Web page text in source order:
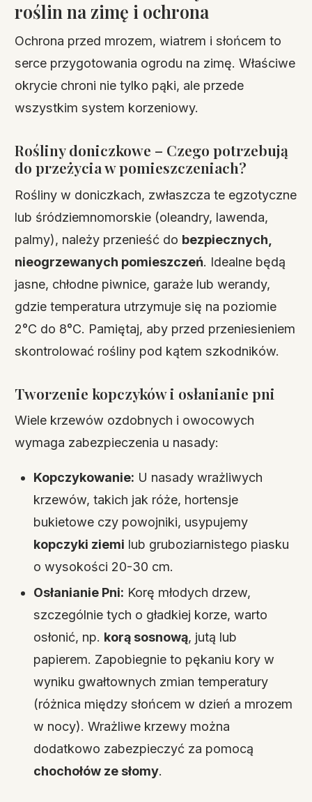
roślin na zimę i ochrona
Ochrona przed mrozem, wiatrem i słońcem to
serce przygotowania ogrodu na zimę. Właściwe
okrycie chroni nie tylko pąki, ale przede
wszystkim system korzeniowy.
Rośliny doniczkowe – Czego potrzebują
do przeżycia w pomieszczeniach?
Rośliny w doniczkach, zwłaszcza te egzotyczne
lub śródziemnomorskie (oleandry, lawenda,
palmy), należy przenieść do bezpiecznych,
nieogrzewanych pomieszczeń. Idealne będą
jasne, chłodne piwnice, garaże lub werandy,
gdzie temperatura utrzymuje się na poziomie
2°C do 8°C. Pamiętaj, aby przed przeniesieniem
skontrolować rośliny pod kątem szkodników.
Tworzenie kopczyków i osłanianie pni
Wiele krzewów ozdobnych i owocowych
wymaga zabezpieczenia u nasady:
Kopczykowanie: U nasady wrażliwych
krzewów, takich jak róże, hortensje
bukietowe czy powojniki, usypujemy
kopczyki ziemi lub gruboziarnistego piasku
o wysokości 20-30 cm.
Osłanianie Pni: Korę młodych drzew,
szczególnie tych o gładkiej korze, warto
osłonić, np. korą sosnową, jutą lub
papierem. Zapobiegnie to pękaniu kory w
wyniku gwałtownych zmian temperatury
(różnica między słońcem w dzień a mrozem
w nocy). Wrażliwe krzewy można
dodatkowo zabezpieczyć za pomocą
chochołów ze słomy.